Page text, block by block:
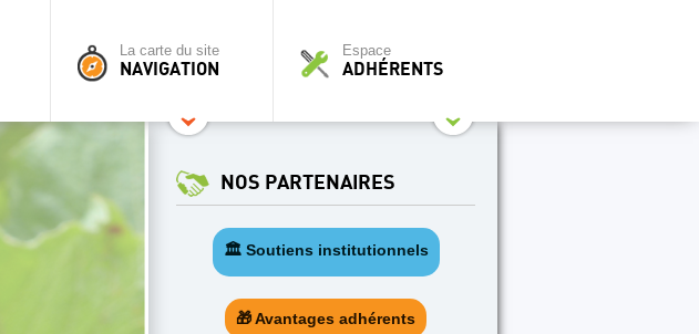
La carte du site
NAVIGATION
Espace
ADHÉRENTS
NOS PARTENAIRES
🏛️ Soutiens institutionnels
🎁 Avantages adhérents